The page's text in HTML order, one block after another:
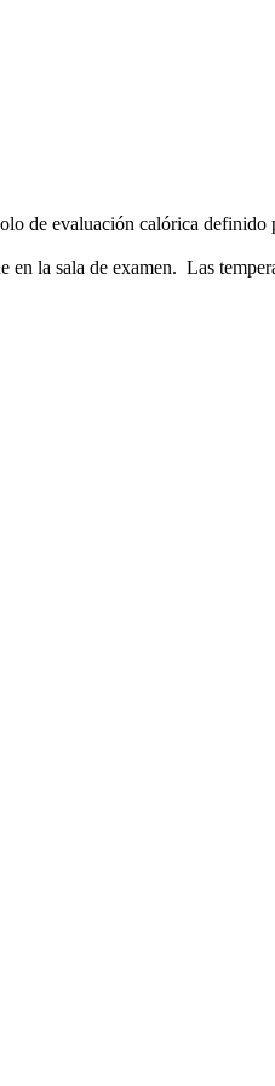
de evaluación calórica definido
la sala de examen. Las